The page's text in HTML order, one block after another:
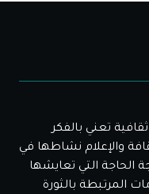
تعني بالفكر
والإعلام نشاطها في
معالجة الحاجة التي تعايشها
المرتبطة بالثورة